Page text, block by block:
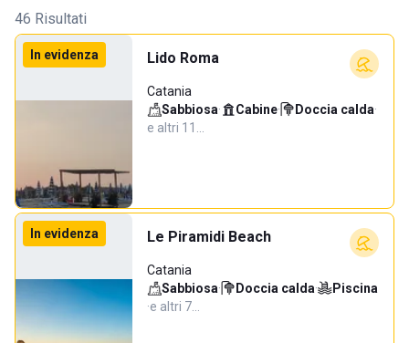
46 Risultati
In evidenza Lido Roma
Catania
Sabbiosa· Cabine· Doccia calda·
e altri 11…
In evidenza Le Piramidi Beach
Catania
Sabbiosa· Doccia calda·
Piscina
·e altri 7…